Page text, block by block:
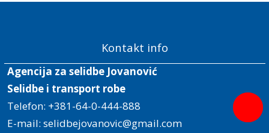
Kontakt info
Agencija za selidbe Jovanović
Selidbe i transport robe
Telefon: +381-64-0-444-888
E-mail:selidbejovanovic@gmail.com